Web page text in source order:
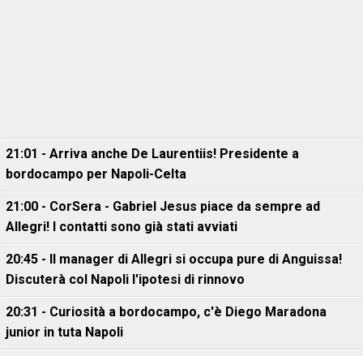
21:01 - Arriva anche De Laurentiis! Presidente a
bordocampo per Napoli-Celta
21:00 - CorSera - Gabriel Jesus piace da sempre ad
Allegri! I contatti sono già stati avviati
20:45 - Il manager di Allegri si occupa pure di Anguissa!
Discuterà col Napoli l'ipotesi di rinnovo
20:31 - Curiosità a bordocampo, c'è Diego Maradona
junior in tuta Napoli